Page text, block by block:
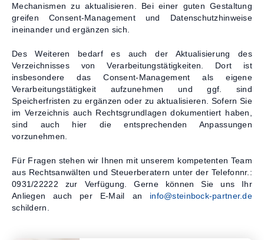
Mechanismen zu aktualisieren. Bei einer guten Gestaltung
greifen Consent-Management und Datenschutzhinweise
ineinander und ergänzen sich.
Des Weiteren bedarf es auch der Aktualisierung des
Verzeichnisses von Verarbeitungstätigkeiten. Dort ist
insbesondere das Consent-Management als eigene
Verarbeitungstätigkeit aufzunehmen und ggf. sind
Speicherfristen zu ergänzen oder zu aktualisieren. Sofern Sie
im Verzeichnis auch Rechtsgrundlagen dokumentiert haben,
sind auch hier die entsprechenden Anpassungen
vorzunehmen.
Für Fragen stehen wir Ihnen mit unserem kompetenten Team
aus Rechtsanwälten und Steuerberatern unter der Telefonnr.:
0931/22222 zur Verfügung. Gerne können Sie uns Ihr
Anliegen auch per E-Mail an info@steinbock-partner.de
schildern.